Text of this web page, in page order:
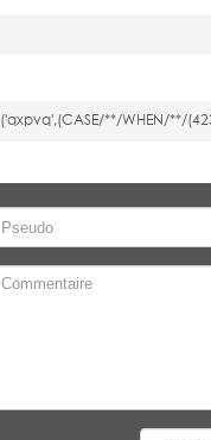
**/WHEN/**/